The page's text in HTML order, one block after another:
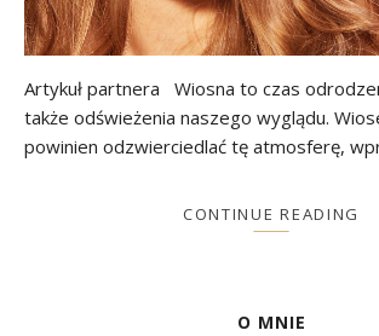
Artykuł partnera Wiosna to czas
także odświeżenia naszego wyglądu.
powinien odzwierciedlać tę atmosferę,
CONTINUE READING
O MNIE